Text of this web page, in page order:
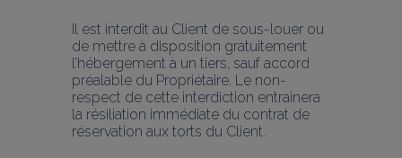
Il est interdit au Client de sous-louer ou
de mettre à disposition gratuitement
l’hébergement à un tiers, sauf accord
préalable du Propriétaire. Le non-
respect de cette interdiction entrainera
la résiliation immédiate du contrat de
réservation aux torts du Client.